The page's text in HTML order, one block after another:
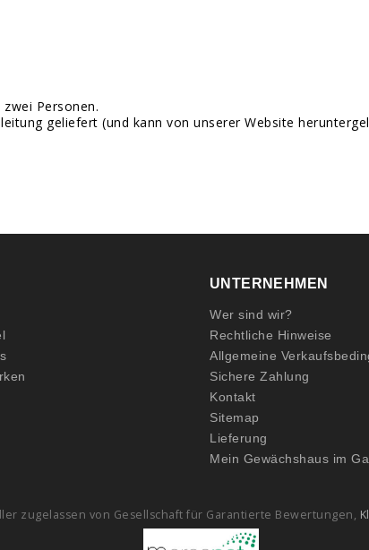
Personen.
geliefert (und kann von unserer Website
UNTERNEHMEN
Wer sind wir?
Rechtliche Hinweise
Allgemeine
Sichere Zahlung
Kontakt
Sitemap
Lieferung
Mein Gewächshaus im
zugelassen von Gesellschaft für Garantierte Bewertungen,